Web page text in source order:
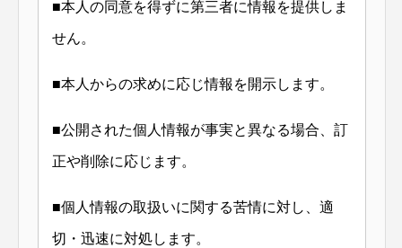
■本人の同意を得ずに第三者に情報を提供しま
せん。
■本人からの求めに応じ情報を開示します。
■公開された個人情報が事実と異なる場合、訂
正や削除に応じます。
■個人情報の取扱いに関する苦情に対し、適
切・迅速に対処します。